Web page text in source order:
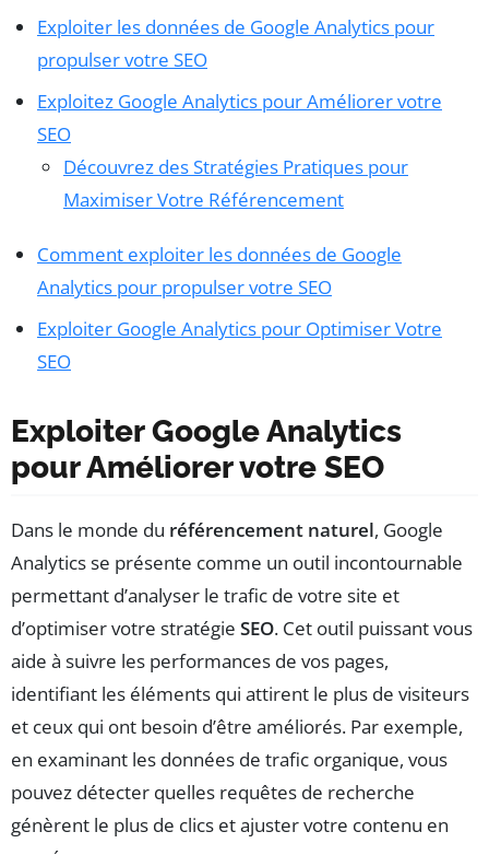
Exploiter les données de Google Analytics pour
propulser votre SEO
Exploitez Google Analytics pour Améliorer votre
SEO
Découvrez des Stratégies Pratiques pour
Maximiser Votre Référencement
Comment exploiter les données de Google
Analytics pour propulser votre SEO
Exploiter Google Analytics pour Optimiser Votre
SEO
Exploiter Google Analytics
pour Améliorer votre SEO
Dans le monde du référencement naturel, Google
Analytics se présente comme un outil incontournable
permettant d’analyser le trafic de votre site et
d’optimiser votre stratégie SEO. Cet outil puissant vous
aide à suivre les performances de vos pages,
identifiant les éléments qui attirent le plus de visiteurs
et ceux qui ont besoin d’être améliorés. Par exemple,
en examinant les données de trafic organique, vous
pouvez détecter quelles requêtes de recherche
génèrent le plus de clics et ajuster votre contenu en